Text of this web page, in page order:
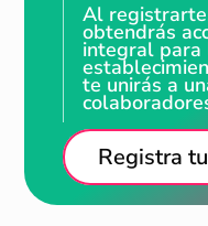
Al
obtendrás
integral para
te unirás a
Registra